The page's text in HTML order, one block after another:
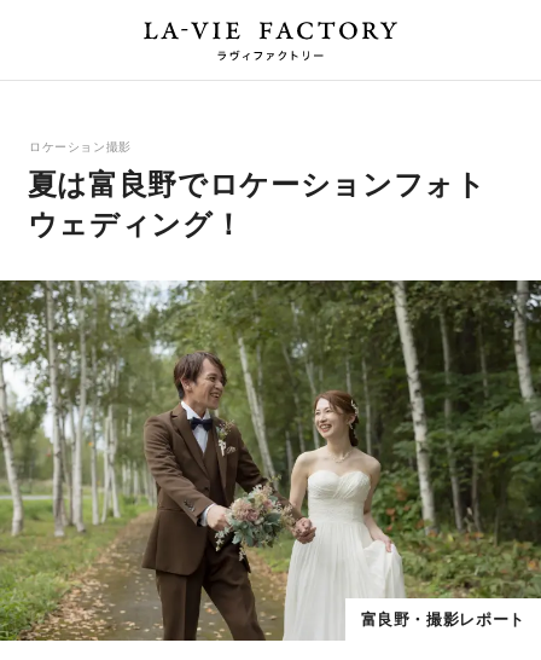
ロケーション撮影
夏は富良野でロケーションフォト
ウェディング！
富良野・撮影レポート